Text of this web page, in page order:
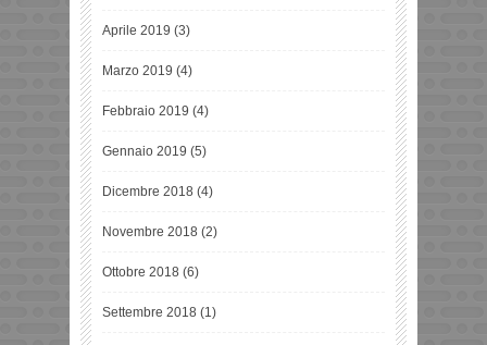
Aprile 2019 (3)
Marzo 2019 (4)
Febbraio 2019 (4)
Gennaio 2019 (5)
Dicembre 2018 (4)
Novembre 2018 (2)
Ottobre 2018 (6)
Settembre 2018 (1)